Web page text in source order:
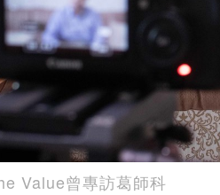
Value曾專訪葛師科